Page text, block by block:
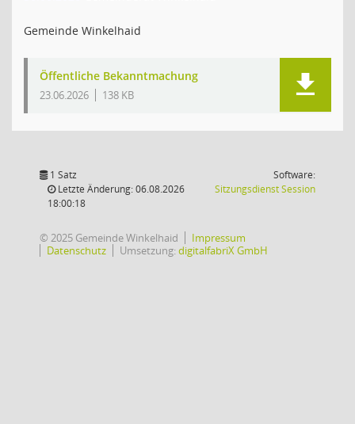
Gemeinde Winkelhaid
Öffentliche Bekanntmachung
23.06.2026 138 KB
1 Satz
Letzte Änderung: 06.08.2026
18:00:18
Software:
SitzungsdienstSession(Wird in
© 2025 Gemeinde Winkelhaid
Impressum
Datenschutz
Umsetzung:digitalfabriX GmbH